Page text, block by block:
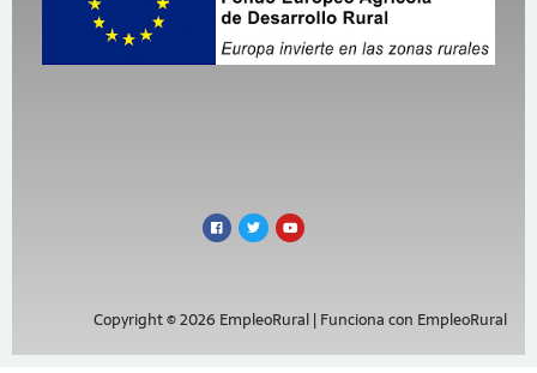
Copyright © 2026 EmpleoRural | Funciona con EmpleoRural